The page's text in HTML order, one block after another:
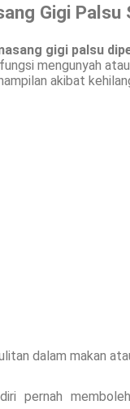
Gigi Palsu
gigi palsu
mengunyah
akibat
dalam makan